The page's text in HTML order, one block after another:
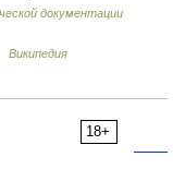
документации
Википедия
18+